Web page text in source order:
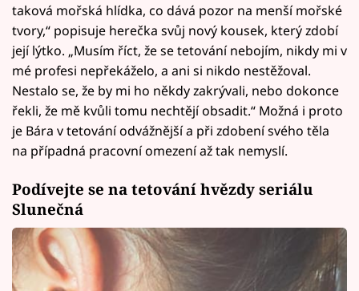
taková mořská hlídka, co dává pozor na menší mořské
tvory,“ popisuje herečka svůj nový kousek, který zdobí
její lýtko. „Musím říct, že se tetování nebojím, nikdy mi v
mé profesi nepřekáželo, a ani si nikdo nestěžoval.
Nestalo se, že by mi ho někdy zakrývali, nebo dokonce
řekli, že mě kvůli tomu nechtějí obsadit.“ Možná i proto
je Bára v tetování odvážnější a při zdobení svého těla
na případná pracovní omezení až tak nemyslí.
Podívejte se na tetování hvězdy seriálu
Slunečná